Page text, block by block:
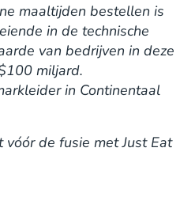
maaltijden bestellen is
in de technische
van bedrijven in deze
miljard.
in Continentaal
de fusie met Just Eat